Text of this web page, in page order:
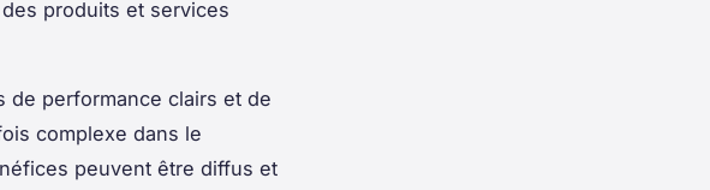
produits et services
de performance clairs et de
complexe dans le
peuvent être diffus et